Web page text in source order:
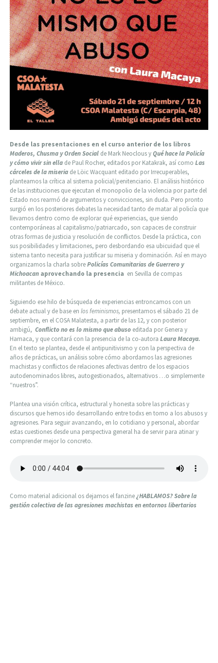
Desde las presentaciones en el curso anterior de los libros
Maderos, Chusma y Orden Social de Mark Neoclous yQué hace la Policía
y cómo vivir sin ella de Paul Rocher, editados por Katakrak, así como Las
cárceles de la miseria de Löic Wacquant editado por Irrecuperables,
planteamos la crítica al sistema policial/penitenciario. El análisis histórico
de las instituciones que ejecutan el monopolio de la violencia por parte del
Estado nos rearmó de argumentos y convicciones, sin duda. Pero pronto
surgió en los posteriores debates la necesidad tanto de matar al policía que
llevamos dentro como de explorar qué experiencias, que siendo
contemporáneas al capitalismo/patriarcado, son capaces de construir
otras formas de justicia y resolución de conflictos. Desde la práctica, con
sus posibilidades y limitaciones, pero desbordando esa ubicuidad que el
sistema tanto necesita para justificar su miseria y dominación. Así en mayo
organizamos la charla sobrePolicías Comunitarias de Guerrero y
Michoacan aprovechando la presencia en Sevilla de compas
militantes de México.
Siguiendo ese hilo de búsqueda de experiencias entroncamos con un
debate actual y de base en los feminismos, presentamos el sábado 21 de
septiembre, en el COSA Malatesta, a partir de las 12, y con posterior
ambigú, Conflictono es lo mismo que abuso editada por Genera y
Hamaca, y que contará con la presencia de la co-autora Laura Macaya.
En el texto se plantea, desde el antipunitivismo y con la perspectiva de
años de prácticas, un análisis sobre cómo abordamos las agresiones
machistas y conflictos de relaciones afectivas dentro de los espacios
autodenominados libres, autogestionados, alternativos …o simplemente
“nuestros”.
Plantea una visión crítica, estructural y honesta sobre las prácticas y
discursos que hemos ido desarrollando entre todxs en torno a los abusos y
agresiones. Para seguir avanzando, en lo cotidiano y personal, abordar
estas cuestiones desde una perspectiva general ha de servir para atinar y
comprender mejor lo concreto.
Como material adicional os dejamos el fanzine¿HABLAMOS? Sobre la
gestión colectiva de las agresiones machistas en entornos libertarios